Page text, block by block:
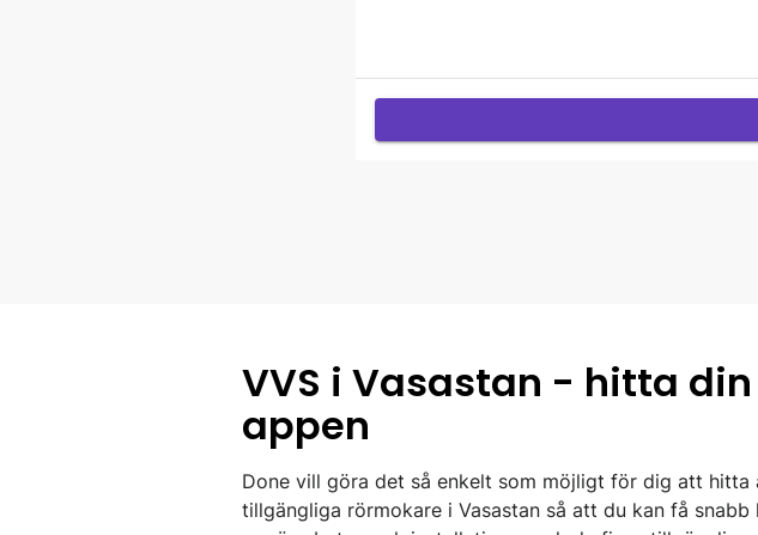
VVS i Vasastan - hitta
appen
Done vill göra det så enkelt som möjligt för dig att hitta
tillgängliga rörmokare i Vasastan så att du kan få